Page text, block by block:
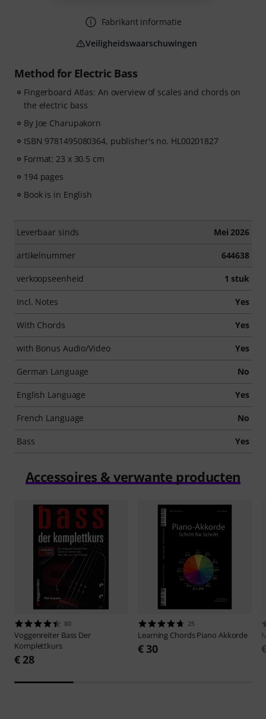
Method for Electric Bass
Fingerboard Atlas: An overview of scales and chords on
the electric bass
By Joe Charupakorn
ISBN 9781495080364, publisher's no. HL00201827
Format: 23 x 30.5 cm
194 pages
Book is in English
Leverbaar sinds Mei 2026
artikelnummer 644638
verkoopseenheid 1 stuk
Incl. Notes Yes
With Chords Yes
with Bonus Audio/Video Yes
German Language No
English Language Yes
French Language No
Bass Yes
Fabrikant informatie
Veiligheidswaarschuwingen
Accessoires & verwante producten
80
Voggenreiter Bass Der
Komplettkurs
€ 28
25
Learning ChordsPiano Akkorde
€ 30